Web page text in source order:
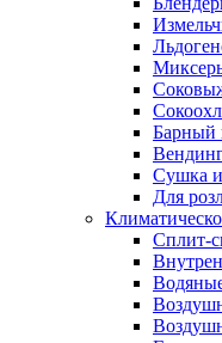
Барный
Сушка и
Для
Сплит-